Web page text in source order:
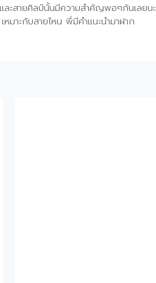
ละสายศิลป์นั้นมีความสำคัญพอๆกันเลยน
หมาะกับสายไหน พี่มีคำแนะนำมาฝาก